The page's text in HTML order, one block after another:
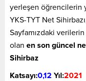
yerleşen öğrencilerin
YKS-TYT Net
Sayfamızdaki verilerin
olan en son güncel
Sihirbaz
Katsayı:0,12 Yıl:2021